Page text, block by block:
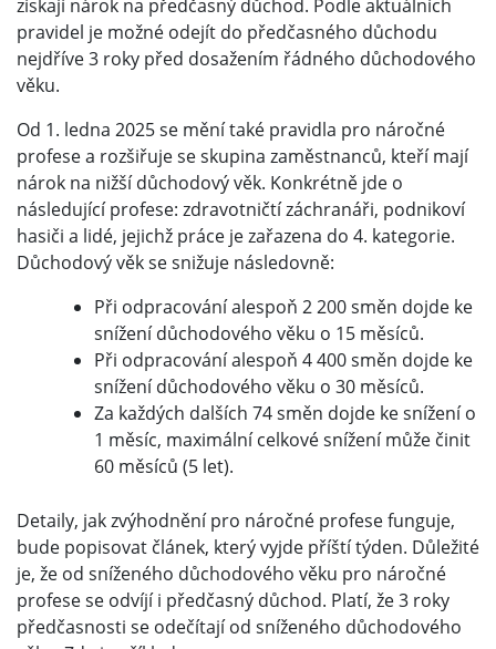
získají nárok na předčasný důchod. Podle aktuálních
pravidel je možné odejít do předčasného důchodu
nejdříve 3 roky před dosažením řádného důchodového
věku.
Od 1. ledna 2025 se mění také pravidla pro náročné
profese a rozšiřuje se skupina zaměstnanců, kteří mají
nárok na nižší důchodový věk. Konkrétně jde o
následující profese: zdravotničtí záchranáři, podnikoví
hasiči a lidé, jejichž práce je zařazena do 4. kategorie.
Důchodový věk se snižuje následovně:
Při odpracování alespoň 2 200 směn dojde ke
snížení důchodového věku o 15 měsíců.
Při odpracování alespoň 4 400 směn dojde ke
snížení důchodového věku o 30 měsíců.
Za každých dalších 74 směn dojde ke snížení o
1 měsíc, maximální celkové snížení může činit
60 měsíců (5 let).
Detaily, jak zvýhodnění pro náročné profese funguje,
bude popisovat článek, který vyjde příští týden. Důležité
je, že od sníženého důchodového věku pro náročné
profese se odvíjí i předčasný důchod. Platí, že 3 roky
předčasnosti se odečítají od sníženého důchodového